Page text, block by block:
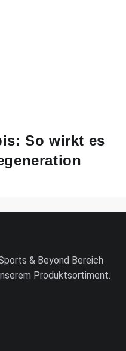
So wirkt es
& Beyond Bereich
Produktsortiment.